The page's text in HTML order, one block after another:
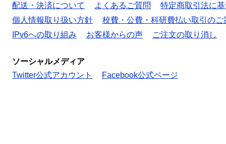
配送・決済について
よくあるご質問
特定商取引法に
個人情報取り扱い方針
校費・公費・科研費払い取引のご
IPv6への取り組み
お客様からの声 ご注文の取り消し
ソーシャルメディア
Twitter公式アカウント
Facebook公式ページ